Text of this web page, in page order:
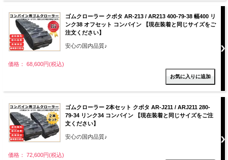
ゴムクローラー クボタ AR-213 / AR213 400-79-38 幅400 リ
ンク38 オフセット コンバイン 【現在装着と同じサイズをご
注文ください】
安心の国内品質♪
価格： 68,600円(税込)
ゴムクローラー 2本セット クボタ AR-J211 / ARJ211 280-
79-34 リンク34 コンバイン 【現在装着と同じサイズをご注
文ください】
安心の国内品質♪
価格： 72,600円(税込)